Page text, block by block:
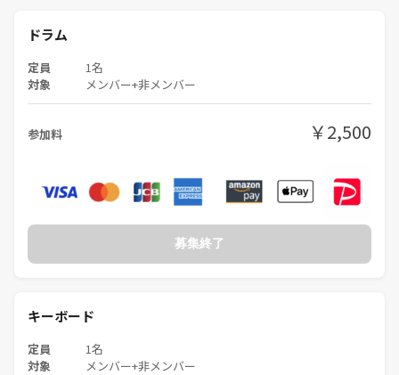
ドラム
定員 1名
対象 メンバー+非メンバー
参加料 ￥2,500
募集終了
キーボード
定員 1名
対象 メンバー+非メンバー